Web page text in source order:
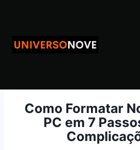
Conteúdo
Como Formatar
PC em 7